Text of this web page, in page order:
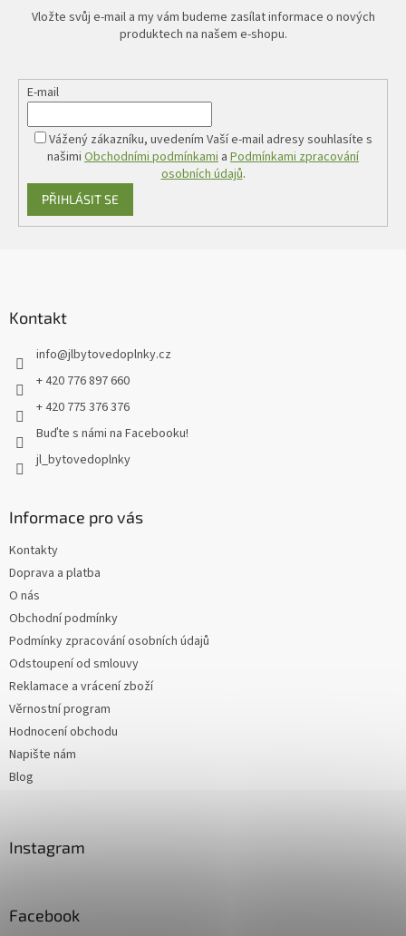
Vložte svůj e-mail a my vám budeme zasílat informace o nových
produktech na našem e-shopu.
E-mail
Vážený zákazníku, uvedením Vaší e-mail adresy souhlasíte s
našimi Obchodními podmínkami a Podmínkami zpracování
osobních údajů.
PŘIHLÁSIT SE
Kontakt
info@jlbytovedoplnky.cz
+ 420 776 897 660
+ 420 775 376 376
Buďte s námi na Facebooku!
jl_bytovedoplnky
Informace pro vás
Kontakty
Doprava a platba
O nás
Obchodní podmínky
Podmínky zpracování osobních údajů
Odstoupení od smlouvy
Reklamace a vrácení zboží
Věrnostní program
Hodnocení obchodu
Napište nám
Blog
Instagram
Facebook